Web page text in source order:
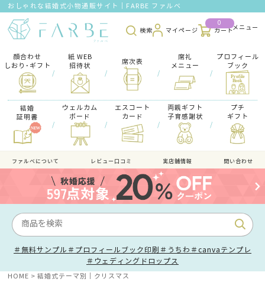
おしゃれな結婚式小物通販サイト｜FARBE ファルベ
検索 マイページ
0
カート
顔合わせ
しおり･ギフト
/
紙 WEB
招待状
/
席次表
/
席礼
メニュー
/
プロフィール
ブック
結婚
証明書
/
ウェルカム
ボード
/
エスコート
カード
/
両親ギフト
子育感謝状
/
プチ
ギフト
ファルべについて レビュー口コミ 実店舗情報 問い合わせ
＃無料サンプル ＃プロフィールブック印刷 ＃うちわ ＃canvaテンプレ
＃ウェディングドロップス
HOME 結婚式テーマ別│クリスマス